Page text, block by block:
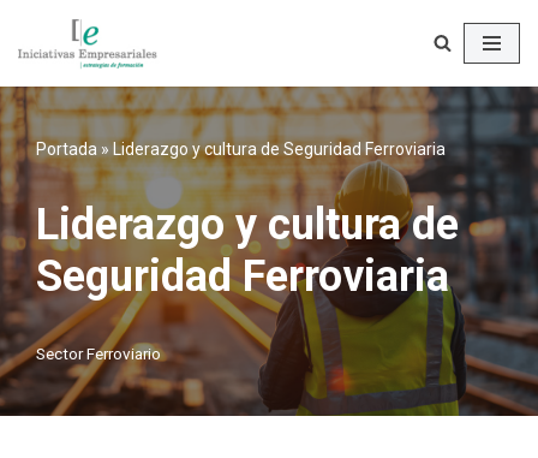
Saltar
al
contenido
Portada » Liderazgo y cultura de Seguridad Ferroviaria
Liderazgo y cultura de
Seguridad Ferroviaria
Sector Ferroviario